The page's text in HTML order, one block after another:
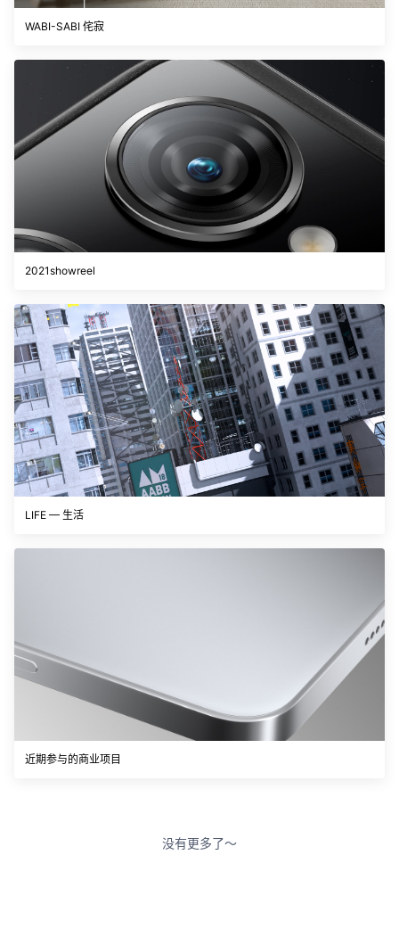
WABI-SABI 侘寂
2021showreel
LIFE — 生活
近期参与的商业项目
没有更多了～